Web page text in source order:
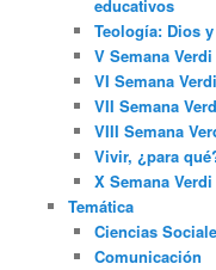
educativos
Teología: Dios
V Semana
VI Semana
VII Semana
VIII Semana
Vivir, ¿para
X Semana Verdi
Temática
Ciencias
Comunicación